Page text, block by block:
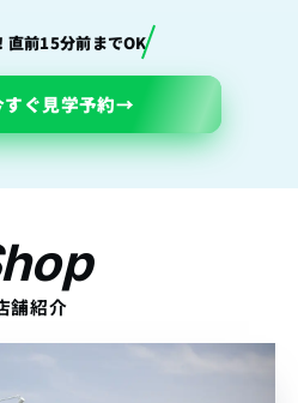
直前15分前までOK
ぐ見学予約→
舗紹介